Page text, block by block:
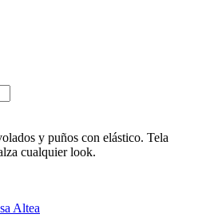
y puños con elástico. Tela
cualquier look.